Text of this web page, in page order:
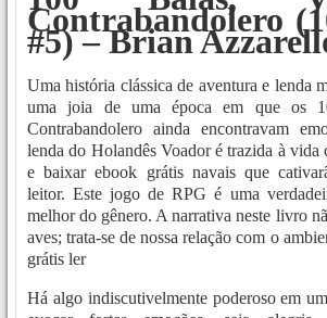
Contrabandolero
#5) – Brian
Uma história clássica de aventura e lenda
uma joia de uma época em que os
Contrabandolero ainda encontravam
lenda do Holandês Voador é trazida à vida
e baixar ebook grátis navais que
leitor. Este jogo de RPG é uma
melhor do gênero. A narrativa neste livro
aves; trata-se de nossa relação com o
grátis ler
Há algo indiscutivelmente poderoso em